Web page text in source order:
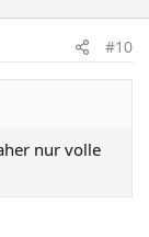
#10
nur volle